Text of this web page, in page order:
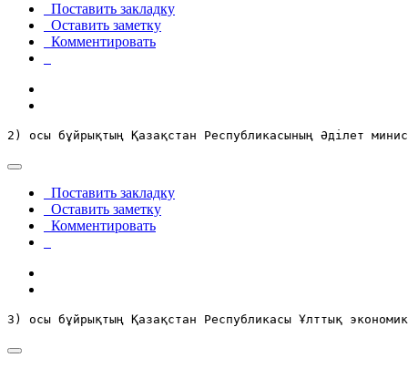
Поставить закладку
Оставить заметку
Комментировать
2) осы бұйрықтың Қазақстан Республикасының Әділет
Поставить закладку
Оставить заметку
Комментировать
3) осы бұйрықтың Қазақстан Республикасы Ұлттық